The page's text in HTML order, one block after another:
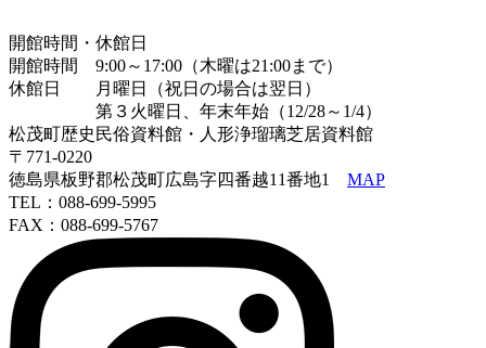
開館時間・休館日
開館時間 9:00～17:00（木曜は21:00まで）
休館日 月曜日（祝日の場合は翌日）
第３火曜日、年末年始（12/28～1/4）
松茂町歴史民俗資料館・人形浄瑠璃芝居資料館
〒771-0220
徳島県板野郡松茂町広島字四番越11番地1 MAP
TEL：088-699-5995
FAX：088-699-5767